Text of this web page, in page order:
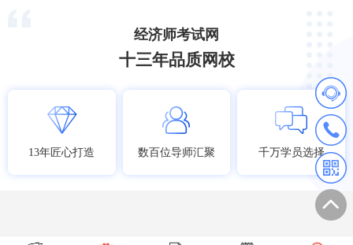
经济师考试网
十三年品质网校
13年匠心打造 数百位导师汇聚 千万学员选择